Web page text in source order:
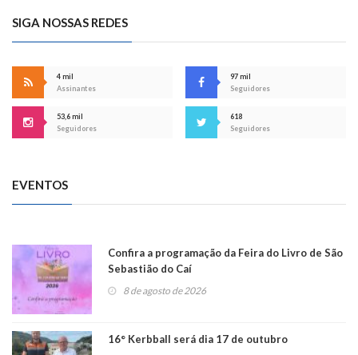
SIGA NOSSAS REDES
4 mil
Assinantes
97 mil
Seguidores
53,6 mil
Seguidores
618
Seguidores
EVENTOS
Confira a programação da Feira do Livro de São
Sebastião do Caí
8 de agosto de 2026
16° Kerbball será dia 17 de outubro